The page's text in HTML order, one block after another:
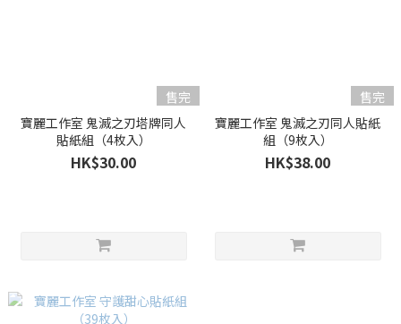
售完
寶麗工作室 鬼滅之刃塔牌同人
貼紙組（4枚入）
HK$30.00
售完
寶麗工作室 鬼滅之刃同人貼紙
組（9枚入）
HK$38.00